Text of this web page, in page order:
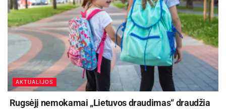
Šaltinis: Panevėžio miesto savivaldybė
Žymos: Panevėžio miesto savivaldybė
AKTUALIJOS
Rugsėjį nemokamai „Lietuvos draudimas“ draudžia